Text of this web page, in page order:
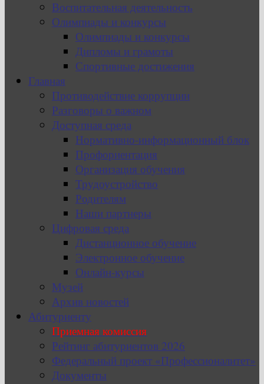
Воспитательная деятельность
Олимпиады и конкурсы
Олимпиады и конкурсы
Дипломы и грамоты
Спортивные достижения
Главная
Противодействие коррупции
Разговоры о важном
Доступная среда
Нормативно-информационный блок
Профориентация
Организация обучения
Трудоустройство
Родителям
Наши партнеры
Цифровая среда
Дистанционное обучение
Электронное обучение
Онлайн-курсы
Музей
Архив новостей
Абитуриенту
Приемная комиссия
Рейтинг абитуриентов 2026
Федеральный проект «Профессионалитет»
Документы